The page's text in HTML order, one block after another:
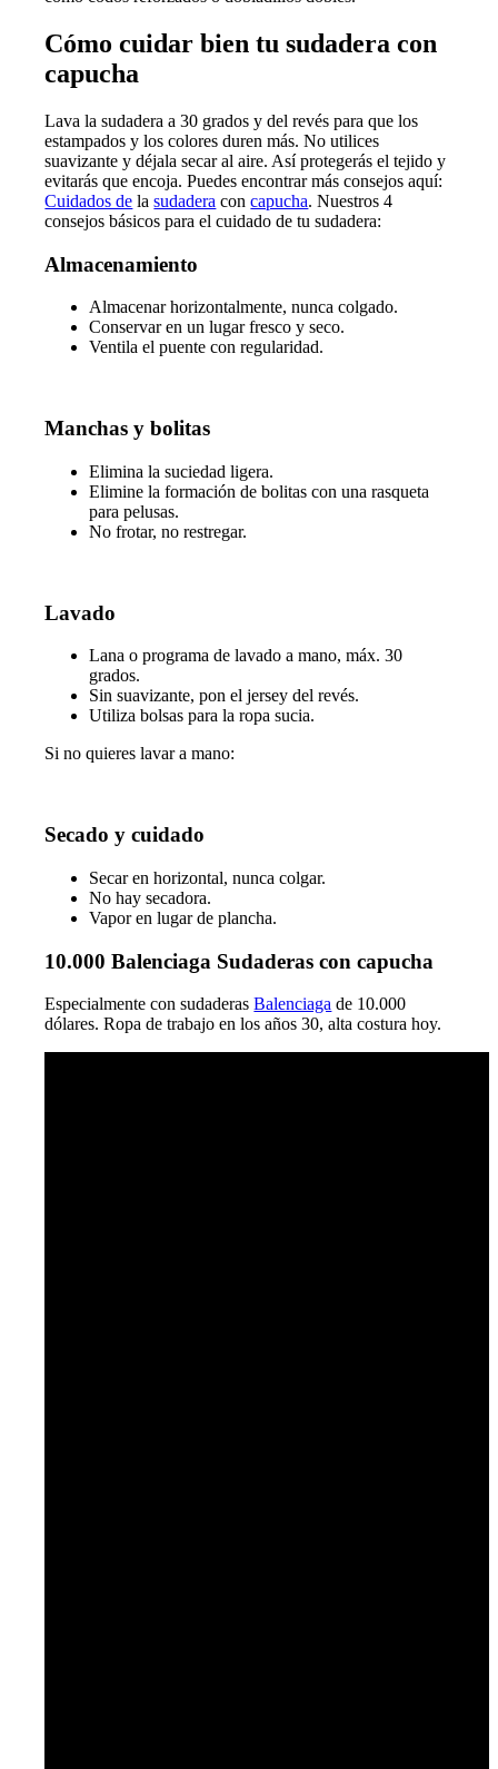
Cómo cuidar bien tu sudadera con
capucha
Lava la sudadera a 30 grados y del revés para que los
estampados y los colores duren más. No utilices
suavizante y déjala secar al aire. Así protegerás el tejido y
evitarás que encoja. Puedes encontrar más consejos aquí:
Cuidados de lasudadera concapucha. Nuestros 4
consejos básicos para el cuidado de tu sudadera:
Almacenamiento
Almacenar horizontalmente, nunca colgado.
Conservar en un lugar fresco y seco.
Ventila el puente con regularidad.
Manchas y bolitas
Elimina la suciedad ligera.
Elimine la formación de bolitas con una rasqueta
para pelusas.
No frotar, no restregar.
Lavado
Lana o programa de lavado a mano, máx. 30
grados.
Sin suavizante, pon el jersey del revés.
Utiliza bolsas para la ropa sucia.
Si no quieres lavar a mano:
Secado y cuidado
Secar en horizontal, nunca colgar.
No hay secadora.
Vapor en lugar de plancha.
10.000 Balenciaga Sudaderas con capucha
Especialmente con sudaderasBalenciaga de 10.000
dólares. Ropa de trabajo en los años 30, alta costura hoy.